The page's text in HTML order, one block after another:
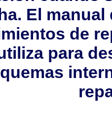
El
de
para